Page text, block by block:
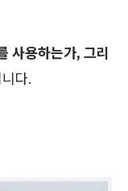
사용하는가, 그리
다.